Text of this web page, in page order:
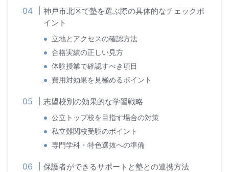
神戸市北区で塾を選ぶ際の具体的なチェックポ
イント
立地とアクセスの確認方法
合格実績の正しい見方
体験授業で確認すべき項目
費用対効果を見極めるポイント
志望校別の効果的な学習戦略
公立トップ校を目指す場合の対策
私立難関校受験のポイント
専門学科・特色選抜への準備
保護者ができるサポートと塾との連携方法